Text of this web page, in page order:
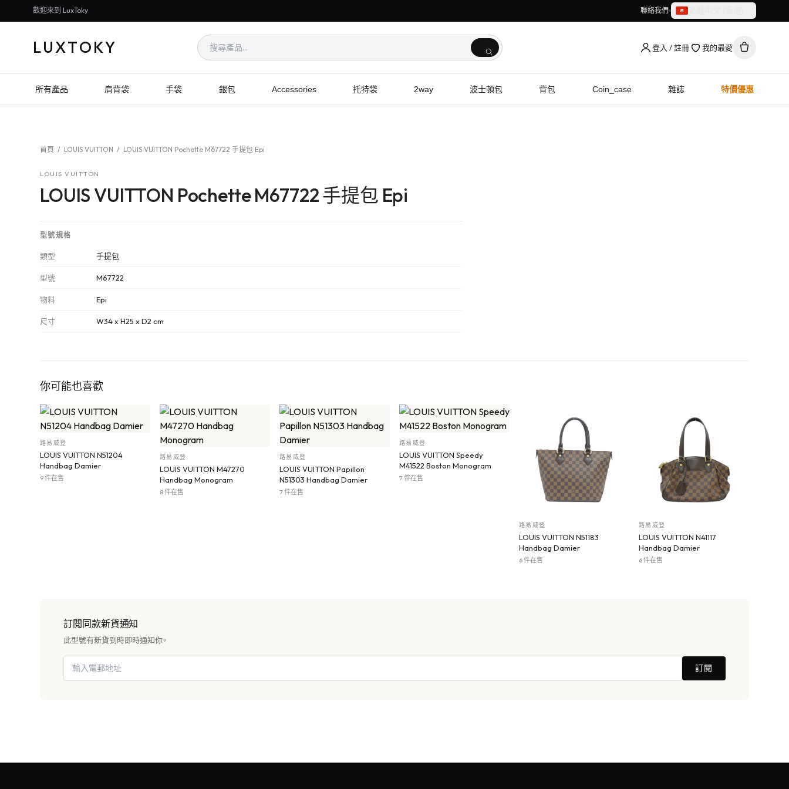
歡迎來到 LuxToky 聯絡我們
繁體中文（香港）
LUXTOKY 登入 / 註冊 我的最愛
所有產品 肩背袋 手袋 銀包 Accessories 托特袋 2way 波士頓包 背包 Coin_case 雜誌 特價優惠
首頁 / LOUIS VUITTON / LOUIS VUITTON Pochette M67722 手提包 Epi
LOUIS VUITTON
LOUIS VUITTON Pochette M67722 手提包 Epi
型號規格
類型 手提包
型號 M67722
物料 Epi
尺寸 W34 x H25 x D2 cm
你可能也喜歡
路易威登
LOUIS VUITTON N51204
Handbag Damier
9 件在售
路易威登
LOUIS VUITTON M47270
Handbag Monogram
8 件在售
路易威登
LOUIS VUITTON Papillon
N51303 Handbag Damier
7 件在售
路易威登
LOUIS VUITTON Speedy
M41522 Boston Monogram
7 件在售
路易威登
LOUIS VUITTON N51183
Handbag Damier
6 件在售
路易威登
LOUIS VUITTON N41117
Handbag Damier
6 件在售
訂閱同款新貨通知
此型號有新貨到時即時通知你。
訂閱